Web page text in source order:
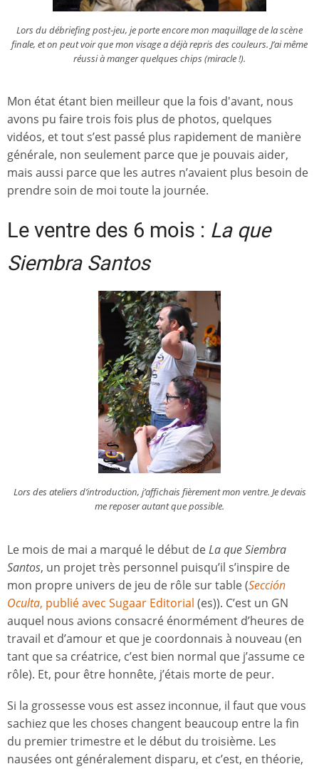
Lors du débriefing post-jeu, je porte encore mon maquillage de la scène
finale, et on peut voir que mon visage a déjà repris des couleurs. J’ai même
réussi à manger quelques chips (miracle !).
Mon état étant bien meilleur que la fois d'avant, nous
avons pu faire trois fois plus de photos, quelques
vidéos, et tout s’est passé plus rapidement de manière
générale, non seulement parce que je pouvais aider,
mais aussi parce que les autres n’avaient plus besoin de
prendre soin de moi toute la journée.
Le ventre des 6 mois : La que
Siembra Santos
Lors des ateliers d’introduction, j’affichais fièrement mon ventre. Je devais
me reposer autant que possible.
Le mois de mai a marqué le début deLa que Siembra
Santos, un projet très personnel puisqu’il s’inspire de
mon propre univers de jeu de rôle sur table (Sección
Oculta, publié avec Sugaar Editorial (es)). C’est un GN
auquel nous avions consacré énormément d’heures de
travail et d’amour et que je coordonnais à nouveau (en
tant que sa créatrice, c’est bien normal que j’assume ce
rôle). Et, pour être honnête, j’étais morte de peur.
Si la grossesse vous est assez inconnue, il faut que vous
sachiez que les choses changent beaucoup entre la fin
du premier trimestre et le début du troisième. Les
nausées ont généralement disparu, et c’est, en théorie,